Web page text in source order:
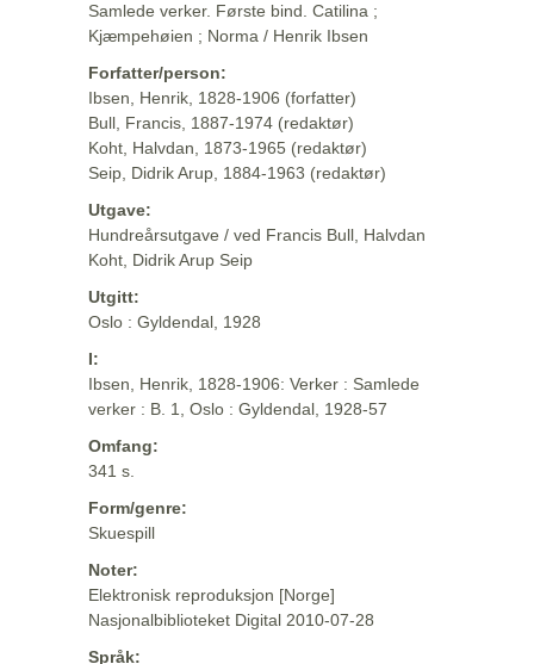
Samlede verker. Første bind. Catilina ;
Kjæmpehøien ; Norma / Henrik Ibsen
Forfatter/person:
Ibsen, Henrik, 1828-1906 (forfatter)
Bull, Francis, 1887-1974 (redaktør)
Koht, Halvdan, 1873-1965 (redaktør)
Seip, Didrik Arup, 1884-1963 (redaktør)
Utgave:
Hundreårsutgave / ved Francis Bull, Halvdan
Koht, Didrik Arup Seip
Utgitt:
Oslo : Gyldendal, 1928
I:
Ibsen, Henrik, 1828-1906: Verker : Samlede
verker : B. 1, Oslo : Gyldendal, 1928-57
Omfang:
341 s.
Form/genre:
Skuespill
Noter:
Elektronisk reproduksjon [Norge]
Nasjonalbiblioteket Digital 2010-07-28
Språk: